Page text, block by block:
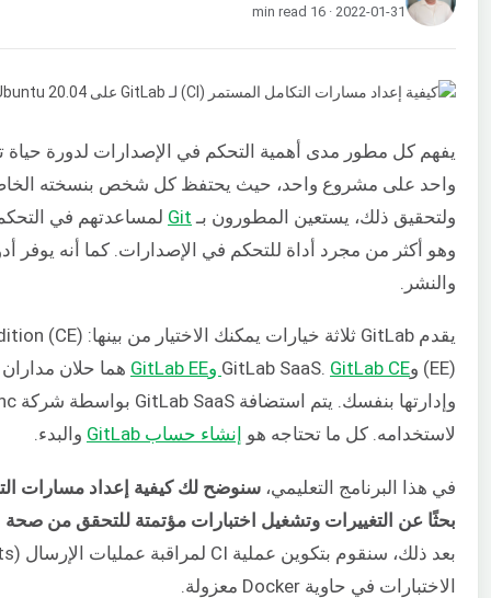
2022-01-31 · 16 min read
يفهم كل مطور مدى أهمية التحكم في الإصدارات لدورة
واحد على مشروع واحد، حيث يحتفظ كل شخص بنسخته الخاصة
ولتحقيق ذلك، يستعين المطورون بـ Git لمساعدتهم في
والنشر.
(EE) وGitLab SaaS. GitLab CE وGitLab EE
لاستخدامه. كل ما تحتاجه هو إنشاء حساب GitLab والبدء.
في هذا البرنامج التعليمي، سنوضح لك كيفية إعداد مسارات
بحثًا عن التغييرات وتشغيل اختبارات مؤتمتة للتحقق من صحة
الاختبارات في حاوية Docker معزولة.